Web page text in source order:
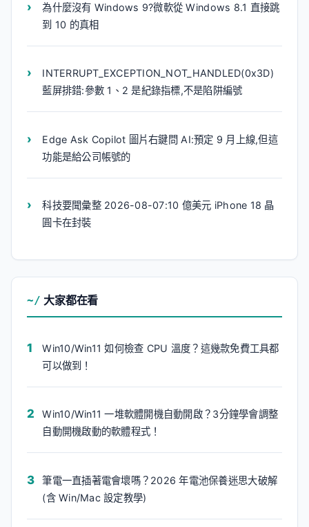
為什麼沒有 Windows 9?微軟從 Windows 8.1 直接跳
到 10 的真相
INTERRUPT_EXCEPTION_NOT_HANDLED(0x3D)
藍屏排錯:參數 1、2 是紀錄指標,不是陷阱編號
Edge Ask Copilot 圖片右鍵問 AI:預定 9 月上線,但這
功能是給公司帳號的
科技要聞彙整 2026-08-07:10 億美元 iPhone 18 晶
圓卡在封裝
大家都在看
Win10/Win11 如何檢查 CPU 溫度？這幾款免費工具都
可以做到！
Win10/Win11 一堆軟體開機自動開啟？3分鐘學會調整
自動開機啟動的軟體程式！
筆電一直插著電會壞嗎？2026 年電池保養迷思大破解
(含 Win/Mac 設定教學)